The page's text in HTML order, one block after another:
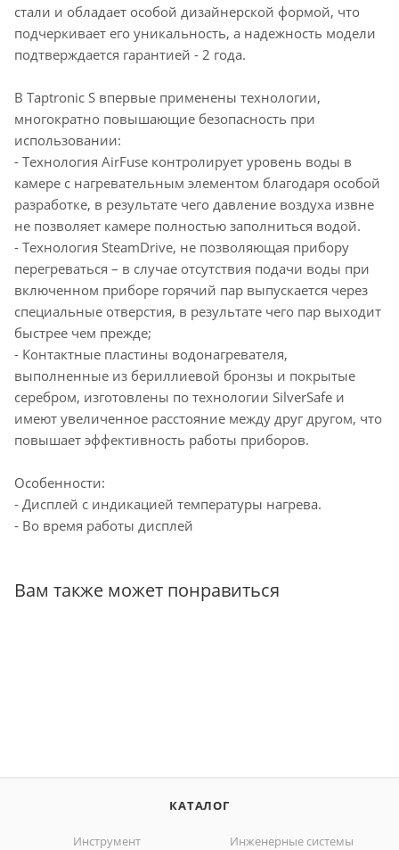
стали и обладает особой дизайнерской формой, что
подчеркивает его уникальность, а надежность модели
подтверждается гарантией - 2 года.
В Taptronic S впервые применены технологии,
многократно повышающие безопасность при
использовании:
- Технология AirFuse контролирует уровень воды в
камере c нагревательным элементом благодаря особой
разработке, в результате чего давление воздуха извне
не позволяет камере полностью заполниться водой.
- Технология SteamDrive, не позволяющая прибору
перегреваться – в случае отсутствия подачи воды при
включенном приборе горячий пар выпускается через
специальные отверстия, в результате чего пар выходит
быстрее чем прежде;
- Контактные пластины водонагревателя,
выполненные из бериллиевой бронзы и покрытые
серебром, изготовлены по технологии SilverSafe и
имеют увеличенное расстояние между друг другом, что
повышает эффективность работы приборов.
Особенности:
- Дисплей с индикацией температуры нагрева.
- Во время работы дисплей
Вам также может понравиться
КАТАЛОГ
Инструмент
Инженерные системы